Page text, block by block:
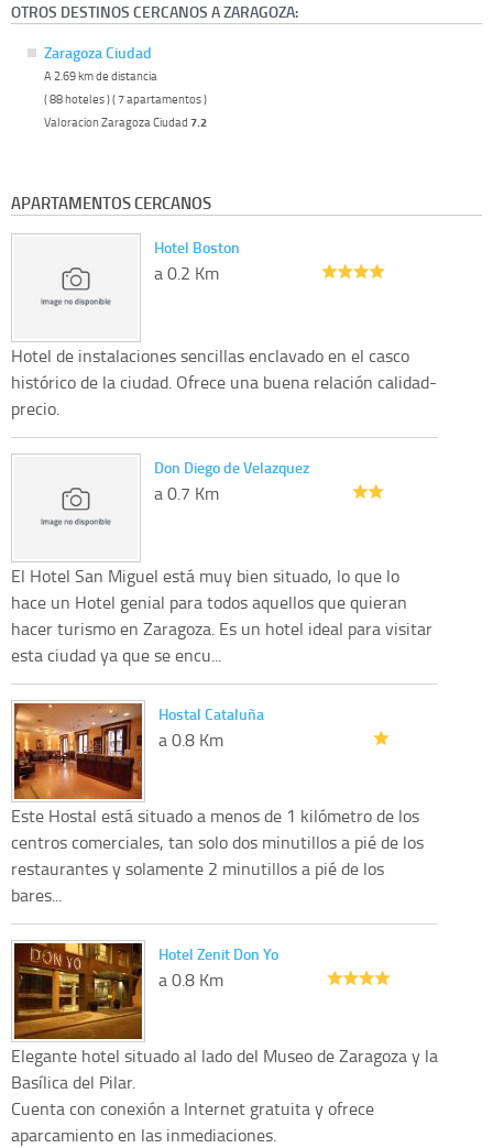
OTROS DESTINOS CERCANOS A ZARAGOZA:
Zaragoza Ciudad
A 2.69 km de distancia
( 88 hoteles ) ( 7 apartamentos )
Valoracion Zaragoza Ciudad 7.2
APARTAMENTOS CERCANOS
Hotel Boston
a 0.2 Km
Hotel de instalaciones sencillas enclavado en el casco
histórico de la ciudad. Ofrece una buena relación calidad-
precio.
Don Diego de Velazquez
a 0.7 Km
El Hotel San Miguel está muy bien situado, lo que lo
hace un Hotel genial para todos aquellos que quieran
hacer turismo en Zaragoza. Es un hotel ideal para visitar
esta ciudad ya que se encu...
Hostal Cataluña
a 0.8 Km
Este Hostal está situado a menos de 1 kilómetro de los
centros comerciales, tan solo dos minutillos a pié de los
restaurantes y solamente 2 minutillos a pié de los
bares...
Hotel Zenit Don Yo
a 0.8 Km
Elegante hotel situado al lado del Museo de Zaragoza y la
Basílica del Pilar.
Cuenta con conexión a Internet gratuita y ofrece
aparcamiento en las inmediaciones.